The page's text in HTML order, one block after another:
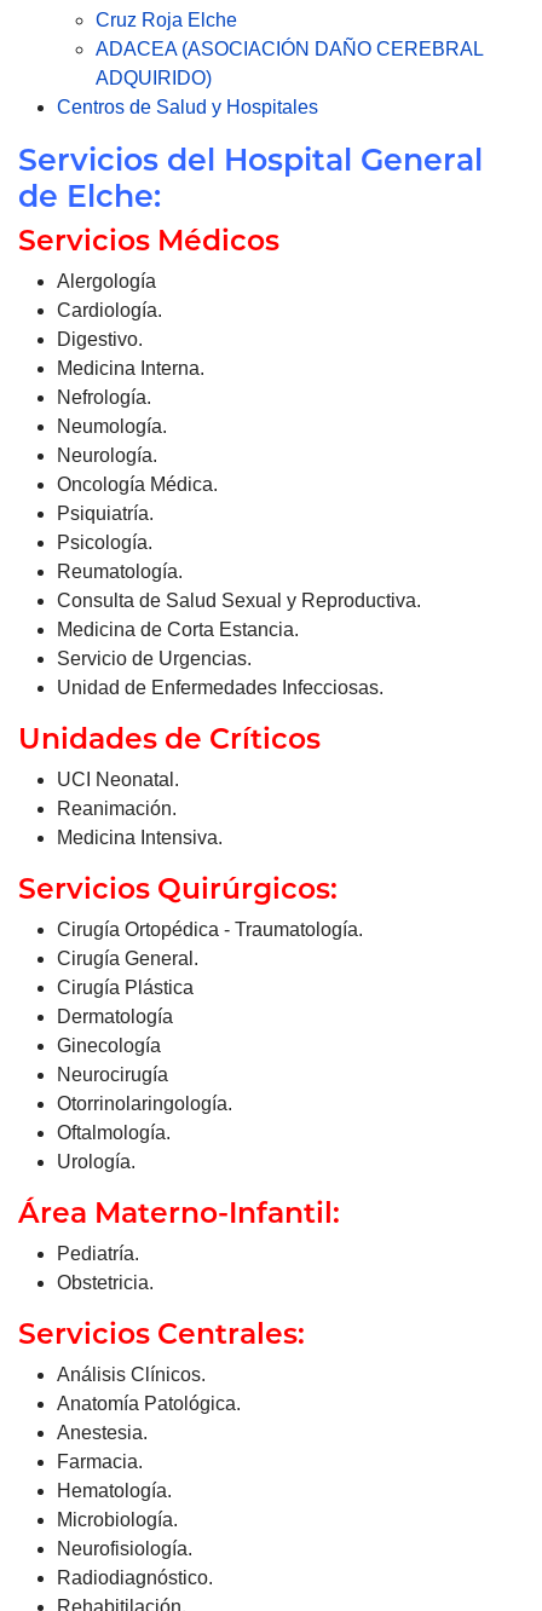
Cruz Roja Elche
ADACEA (ASOCIACIÓN DAÑO CEREBRAL
ADQUIRIDO)
Centros de Salud y Hospitales
Servicios del Hospital General
de Elche:
Servicios Médicos
Alergología
Cardiología.
Digestivo.
Medicina Interna.
Nefrología.
Neumología.
Neurología.
Oncología Médica.
Psiquiatría.
Psicología.
Reumatología.
Consulta de Salud Sexual y Reproductiva.
Medicina de Corta Estancia.
Servicio de Urgencias.
Unidad de Enfermedades Infecciosas.
Unidades de Críticos
UCI Neonatal.
Reanimación.
Medicina Intensiva.
Servicios Quirúrgicos:
Cirugía Ortopédica - Traumatología.
Cirugía General.
Cirugía Plástica
Dermatología
Ginecología
Neurocirugía
Otorrinolaringología.
Oftalmología.
Urología.
Área Materno-Infantil:
Pediatría.
Obstetricia.
Servicios Centrales:
Análisis Clínicos.
Anatomía Patológica.
Anestesia.
Farmacia.
Hematología.
Microbiología.
Neurofisiología.
Radiodiagnóstico.
Rehabitilación.